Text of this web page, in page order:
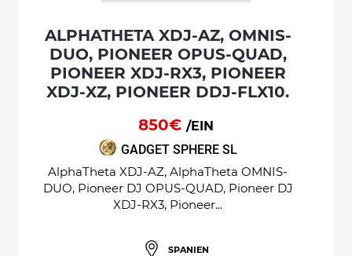
ALPHATHETA XDJ-AZ, OMNIS-
DUO, PIONEER OPUS-QUAD,
PIONEER XDJ-RX3, PIONEER
XDJ-XZ, PIONEER DDJ-FLX10.
850€ /EIN
GADGET SPHERE SL
AlphaTheta XDJ-AZ, AlphaTheta OMNIS-
DUO, Pioneer DJ OPUS-QUAD, Pioneer DJ
XDJ-RX3, Pioneer...
SPANIEN